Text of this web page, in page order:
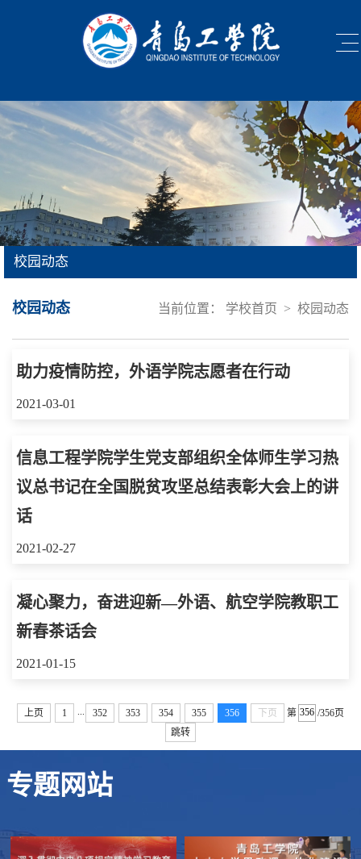
校园动态
当前位置： 学校首页 > 校园动态
校园动态
助力疫情防控，外语学院志愿者在行动
2021-03-01
信息工程学院学生党支部组织全体师生学习热
议总书记在全国脱贫攻坚总结表彰大会上的讲
话
2021-02-27
凝心聚力，奋进迎新—外语、航空学院教职工
新春茶话会
2021-01-15
上页 1 ... 352 353 354 355 356 下页 第
/356页
跳转
专题网站